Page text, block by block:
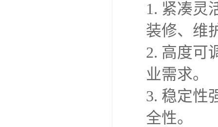
1. 紧凑灵
装修、维
2. 高度可
业需求。
3. 稳定性
全性。